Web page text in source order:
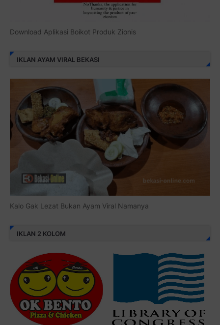
Download Aplikasi Boikot Produk Zionis
IKLAN AYAM VIRAL BEKASI
Kalo Gak Lezat Bukan Ayam Viral Namanya
IKLAN 2 KOLOM